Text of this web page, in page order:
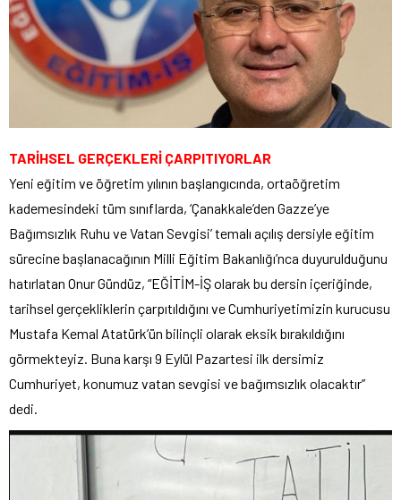
TARİHSEL GERÇEKLERİ ÇARPITIYORLAR
Yeni eğitim ve öğretim yılının başlangıcında, ortaöğretim
kademesindeki tüm sınıflarda, ‘Çanakkale’den Gazze’ye
Bağımsızlık Ruhu ve Vatan Sevgisi’ temalı açılış dersiyle eğitim
sürecine başlanacağının Milli Eğitim Bakanlığı’nca duyurulduğunu
hatırlatan Onur Gündüz, “EĞİTİM-İŞ olarak bu dersin içeriğinde,
tarihsel gerçekliklerin çarpıtıldığını ve Cumhuriyetimizin kurucusu
Mustafa Kemal Atatürk’ün bilinçli olarak eksik bırakıldığını
görmekteyiz. Buna karşı 9 Eylül Pazartesi ilk dersimiz
Cumhuriyet, konumuz vatan sevgisi ve bağımsızlık olacaktır”
dedi.